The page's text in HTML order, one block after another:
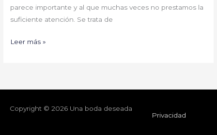
parece importante y al que muchas veces no prestamos la
suficiente atención. Se trata de
Leer más »
Copyright © 2026 Una boda deseada
Privacidad